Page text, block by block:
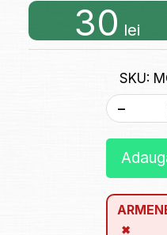
30 lei
SKU:
-